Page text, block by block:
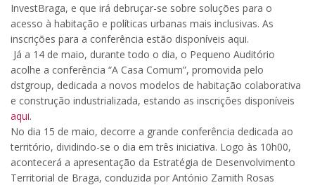
InvestBraga, e que irá debruçar-se sobre soluções para o
acesso à habitação e políticas urbanas mais inclusivas. As
inscrições para a conferência estão disponíveis aqui.
Já a 14 de maio, durante todo o dia, o Pequeno Auditório
acolhe a conferência “A Casa Comum”, promovida pelo
dstgroup, dedicada a novos modelos de habitação colaborativa
e construção industrializada, estando as inscrições disponíveis
aqui.
No dia 15 de maio, decorre a grande conferência dedicada ao
território, dividindo-se o dia em três iniciativa. Logo às 10h00,
acontecerá a apresentação da Estratégia de Desenvolvimento
Territorial de Braga, conduzida por António Zamith Rosas